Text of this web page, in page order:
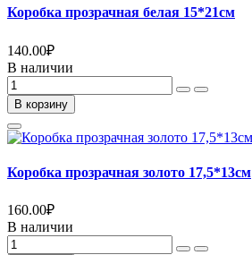
Коробка прозрачная белая 15*21см
140.00₽
В наличии
В корзину
Коробка прозрачная золото 17,5*13см
160.00₽
В наличии